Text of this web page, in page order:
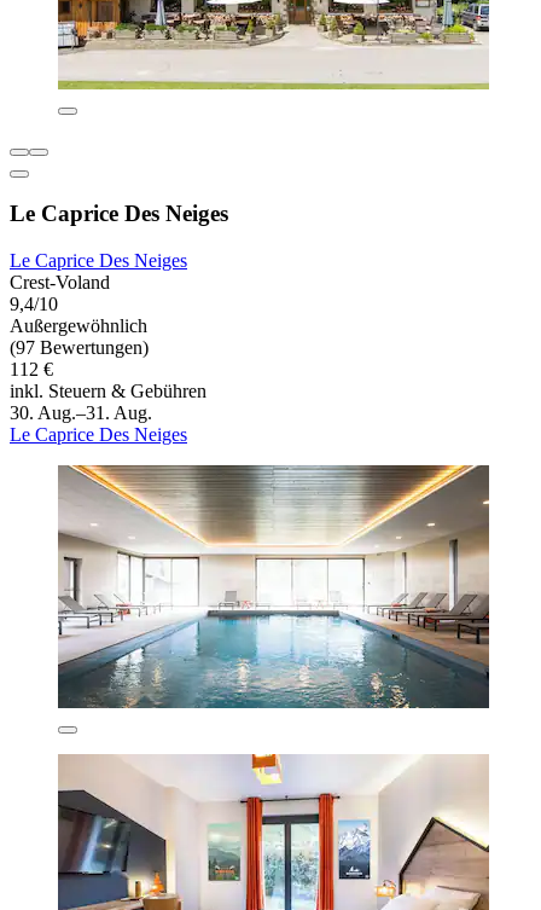
Le Caprice Des Neiges
Le Caprice Des Neiges
Crest-Voland
9,4/10
Außergewöhnlich
(97 Bewertungen)
112 €
inkl. Steuern & Gebühren
30. Aug.–31. Aug.
Le Caprice Des Neiges